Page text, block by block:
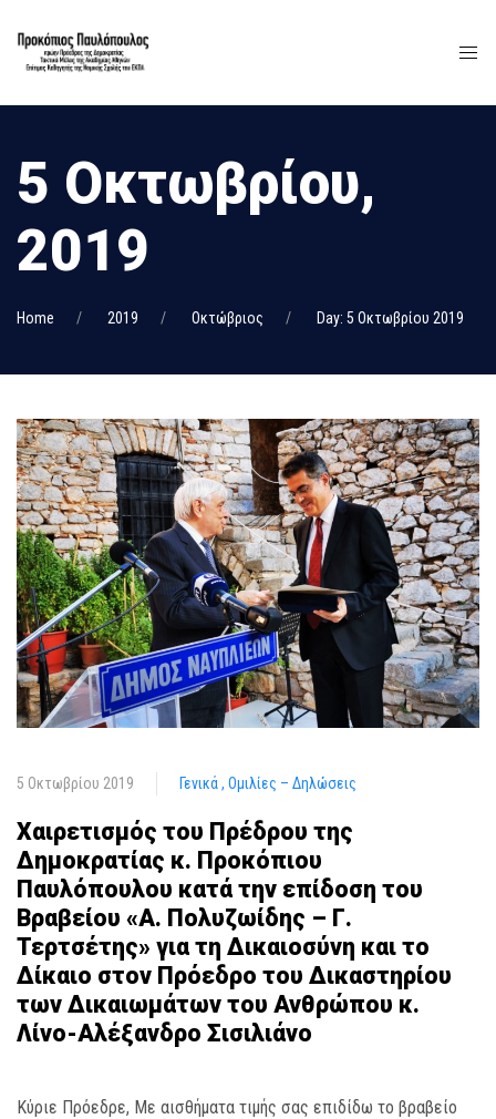
5 Οκτωβρίου,
2019
Home 2019 Οκτώβριος Day: 5 Οκτωβρίου 2019
5 Οκτωβρίου 2019 Γενικά Ομιλίες – Δηλώσεις
Χαιρετισμός του Πρέδρου της
Δημοκρατίας κ. Προκόπιου
Παυλόπουλου κατά την επίδοση του
Βραβείου «Α. Πολυζωίδης – Γ.
Τερτσέτης» για τη Δικαιοσύνη και το
Δίκαιο στον Πρόεδρο του Δικαστηρίου
των Δικαιωμάτων του Ανθρώπου κ.
Λίνο-Αλέξανδρο Σισιλιάνο
Κύριε Πρόεδρε, Με αισθήματα τιμής σας επιδίδω το βραβείο